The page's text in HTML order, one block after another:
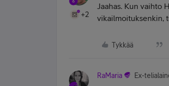
+2
Jaahas. Kun vaihto
vikailmoituksenkin,
Tykkää
RaMaria Ex-